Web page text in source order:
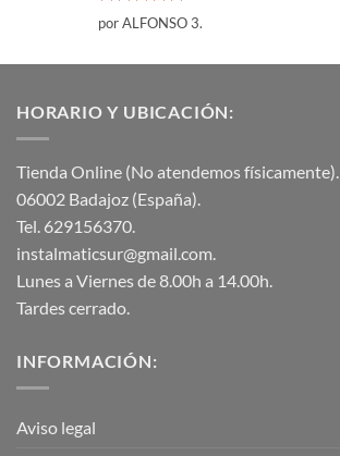
Valorado
con
por ALFONSO 3.
HORARIO Y UBICACIÓN:
Tienda Online (No atendemos físicamente).
06002 Badajoz (España).
Tel. 629156370.
instalmaticsur@gmail.com.
Lunes a Viernes de 8.00h a 14.00h.
Tardes cerrado.
INFORMACIÓN:
Aviso legal